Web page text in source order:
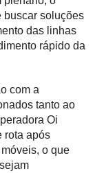
buscar soluções
das linhas
rápido da
com a
tanto ao
Oi
rota após
o que